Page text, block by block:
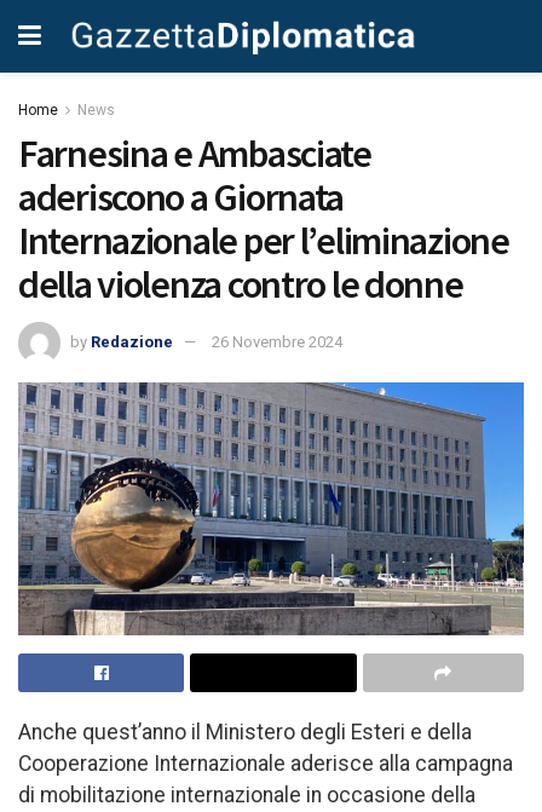
Home News
Farnesina e Ambasciate
aderiscono a Giornata
Internazionale per l’eliminazione
della violenza contro le donne
by Redazione 26 Novembre 2024
Anche quest’anno il Ministero degli Esteri e della
Cooperazione Internazionale aderisce alla campagna
di mobilitazione internazionale in occasione della